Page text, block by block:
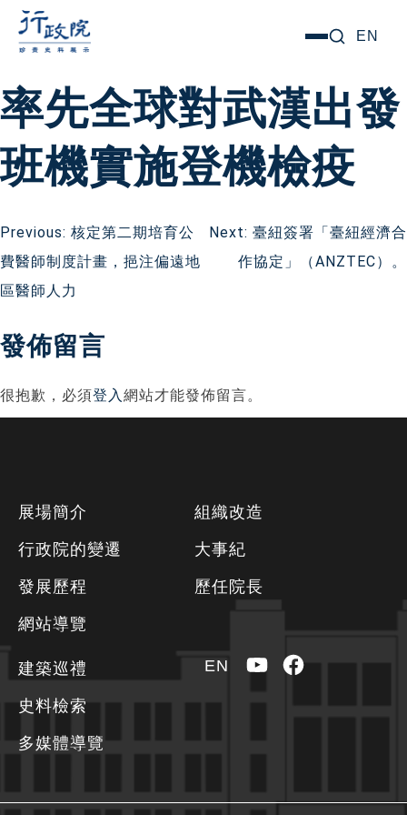
要
容
選
EN
率先全球對武漢出發
班機實施登機檢疫
文
章
導
覽
Previous: 核定第二期培育公
費醫師制度計畫，挹注偏遠地
區醫師人力
Next: 臺紐簽署「臺紐經濟合
作協定」（ANZTEC）。
發佈留言
很抱歉，必須登入網站才能發佈留言。
展場簡介
行政院的變遷
發展歷程
網站導覽
組織改造
大事紀
歷任院長
建築巡禮
史料檢索
多媒體導覽
EN YouTubeFacebook